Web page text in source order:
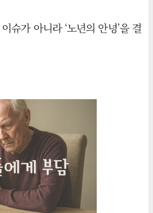
슈가 아니라 ‘노년의 안녕’을 결